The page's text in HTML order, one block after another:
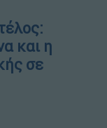
και η
σε